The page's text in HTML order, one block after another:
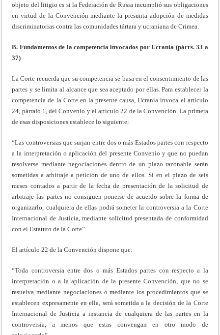
objeto del litigio es si la Federación de Rusia incumplió sus obligaciones
en virtud de la Convención mediante la presunta adopción de medidas
discriminatorias contra las comunidades tártara y ucraniana de Crimea.
B. Fundamentos de la competencia invocados por Ucrania (párrs. 33 a
37)
La Corte recuerda que su competencia se basa en el consentimiento de las
partes y se limita al alcance que sea aceptado por ellas. Para establecer la
competencia de la Corte en la presente causa, Ucrania invoca el artículo
24, párrafo 1, del Convenio y el artículo 22 de la Convención. La primera
de esas disposiciones establece lo siguiente:
“Las controversias que surjan entre dos o más Estados partes con respecto
a la interpretación o aplicación del presente Convenio y que no puedan
resolverse mediante negociaciones dentro de un plazo razonable serán
sometidas a arbitraje a petición de uno de ellos. Si en el plazo de seis
meses contados a partir de la fecha de presentación de la solicitud de
arbitraje las partes no consiguen ponerse de acuerdo sobre la forma de
organizarlo, cualquiera de ellas podrá someter la controversia a la Corte
Internacional de Justicia, mediante solicitud presentada de conformidad
con el Estatuto de la Corte”.
El artículo 22 de la Convención dispone que:
“Toda controversia entre dos o más Estados partes con respecto a la
interpretación o a la aplicación de la presente Convención, que no se
resuelva mediante negociaciones o mediante los procedimientos que se
establecen expresamente en ella, será sometida a la decisión de la Corte
Internacional de Justicia a instancia de cualquiera de las partes en la
controversia, a menos que estas convengan en otro modo de